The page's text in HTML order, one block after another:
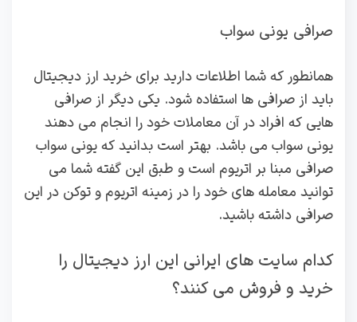
صرافی یونی سواب
همانطور که شما اطلاعات دارید برای خرید ارز دیجیتال
باید از صرافی ها استفاده شود. یکی دیگر از صرافی
هایی که افراد در آن معاملات خود را انجام می دهند
یونی سواب می باشد. بهتر است بدانید که یونی سواب
صرافی مبنا بر اتریوم است و طبق این گفته شما می
توانید معامله های خود را در زمینه اتریوم و توکن در این
صرافی داشته باشید.
کدام سایت های ایرانی این ارز دیجیتال را
خرید و فروش می کنند؟